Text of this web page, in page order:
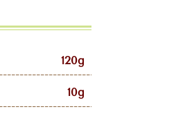
120g
10g